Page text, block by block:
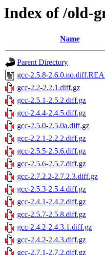
Index of /old-
Name
Parent Directory
gcc-2.5.8-
gcc-2.2-2.2.1.diff.gz
gcc-2.5.1-2.5.2.diff.gz
gcc-2.4.4-2.4.5.diff.gz
gcc-2.5.0-2.5.0a.diff.gz
gcc-2.2.1-2.2.2.diff.gz
gcc-2.5.5-2.5.6.diff.gz
gcc-2.5.6-2.5.7.diff.gz
gcc-2.7.2.2-2.7.2.3.diff.gz
gcc-2.5.3-2.5.4.diff.gz
gcc-2.4.1-2.4.2.diff.gz
gcc-2.5.7-2.5.8.diff.gz
gcc-2.4.2-2.4.3.1.diff.gz
gcc-2.4.2-2.4.3.diff.gz
gcc-2.7.1-2.7.2.diff.gz